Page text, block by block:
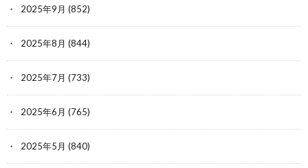
2025年9月 (852)
2025年8月 (844)
2025年7月 (733)
2025年6月 (765)
2025年5月 (840)